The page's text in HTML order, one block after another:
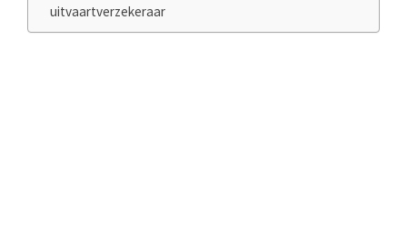
uitvaartverzekeraar